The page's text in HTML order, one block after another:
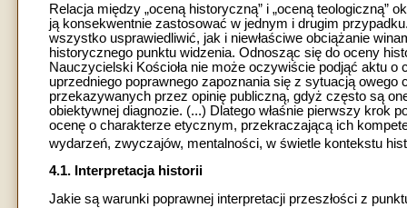
Relacja między „oceną historyczną” i „oceną teologiczną”
ją konsekwentnie zastosować w jednym i drugim
wszystko usprawiedliwić, jak i niewłaściwe obciążanie
historycznego punktu widzenia. Odnosząc się do oceny
Nauczycielski Kościoła nie może oczywiście podjąć aktu
uprzedniego poprawnego zapoznania się z sytuacją
przekazywanych przez opinię publiczną, gdyż często są
obiektywnej diagnozie. (...) Dlatego właśnie pierwszy krok
ocenę o charakterze etycznym, przekraczającą ich
wydarzeń, zwyczajów, mentalności, w świetle kontekstu
4.1. Interpretacja historii
Jakie są warunki poprawnej interpretacji przeszłości z